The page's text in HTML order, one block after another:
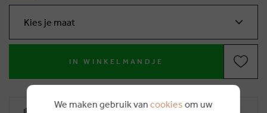
Kies je maat
IN WINKELMANDJE
We maken gebruik van cookies om uw